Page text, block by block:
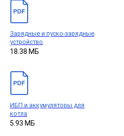
Зарядные и пуско-зарядные
устройство
18.38 МБ
ИБП и аккумуляторы для
котла
5.93 МБ